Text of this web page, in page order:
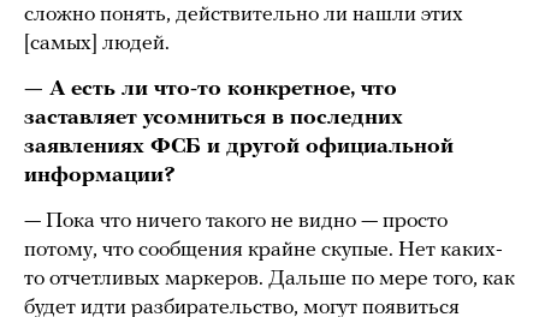
сложно понять, действительно ли нашли этих
[самых] людей.
— А есть ли что-то конкретное, что
заставляет усомниться в последних
заявлениях ФСБ и другой официальной
информации?
— Пока что ничего такого не видно — просто
потому, что сообщения крайне скупые. Нет каких-
то отчетливых маркеров. Дальше по мере того, как
будет идти разбирательство, могут появиться